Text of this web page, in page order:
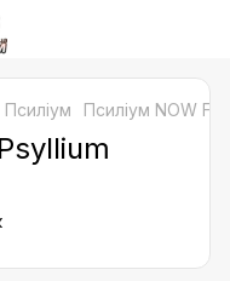
Псиліум Псиліум NOW